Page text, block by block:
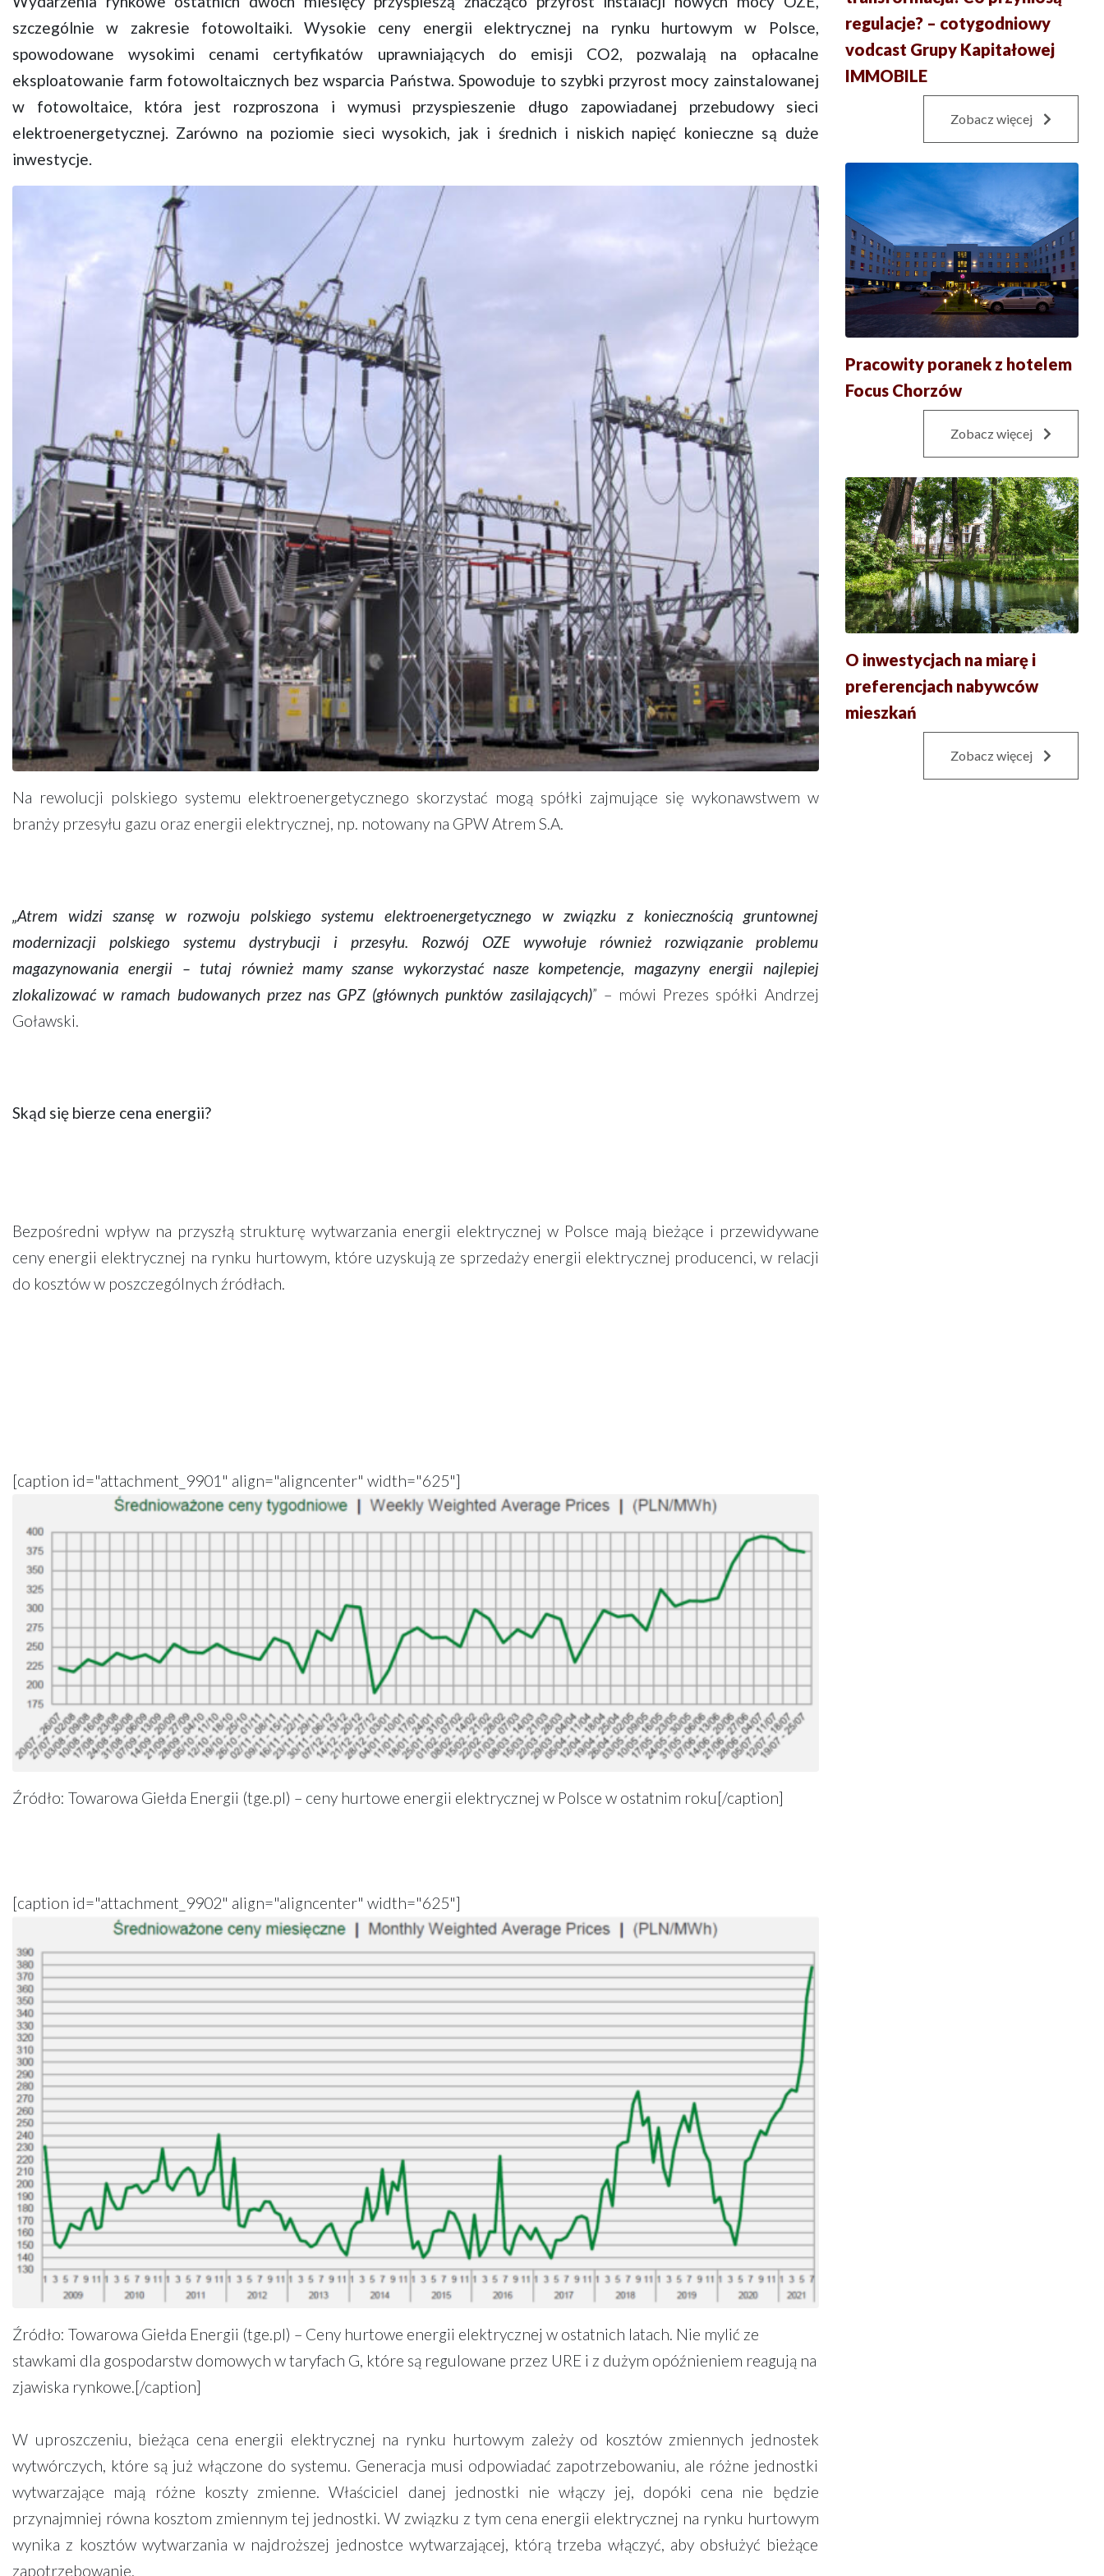
szczególnie w zakresie fotowoltaiki. Wysokie ceny energii elektrycznej na rynku hurtowym w Polsce,
spowodowane wysokimi cenami certyfikatów uprawniających do emisji CO2, pozwalają na opłacalne
eksploatowanie farm fotowoltaicznych bez wsparcia Państwa. Spowoduje to szybki przyrost mocy zainstalowanej
w fotowoltaice, która jest rozproszona i wymusi przyspieszenie długo zapowiadanej przebudowy sieci
elektroenergetycznej. Zarówno na poziomie sieci wysokich, jak i średnich i niskich napięć konieczne są duże
inwestycje.
Na rewolucji polskiego systemu elektroenergetycznego skorzystać mogą spółki zajmujące się wykonawstwem w
branży przesyłu gazu oraz energii elektrycznej, np. notowany na GPW Atrem S.A.
„Atrem widzi szansę w rozwoju polskiego systemu elektroenergetycznego w związku z koniecznością gruntownej
modernizacji polskiego systemu dystrybucji i przesyłu. Rozwój OZE wywołuje również rozwiązanie problemu
magazynowania energii – tutaj również mamy szanse wykorzystać nasze kompetencje, magazyny energii najlepiej
zlokalizować w ramach budowanych przez nas GPZ (głównych punktów zasilających)” – mówi Prezes spółki Andrzej
Goławski.
Skąd się bierze cena energii?
Bezpośredni wpływ na przyszłą strukturę wytwarzania energii elektrycznej w Polsce mają bieżące i przewidywane
ceny energii elektrycznej na rynku hurtowym, które uzyskują ze sprzedaży energii elektrycznej producenci, w relacji
do kosztów w poszczególnych źródłach.
[caption id="attachment_9901" align="aligncenter" width="625"]
Źródło: Towarowa Giełda Energii (tge.pl) – ceny hurtowe energii elektrycznej w Polsce w ostatnim roku[/caption]
[caption id="attachment_9902" align="aligncenter" width="625"]
Źródło: Towarowa Giełda Energii (tge.pl) – Ceny hurtowe energii elektrycznej w ostatnich latach. Nie mylić ze
stawkami dla gospodarstw domowych w taryfach G, które są regulowane przez URE i z dużym opóźnieniem reagują na
zjawiska rynkowe.[/caption]
W uproszczeniu, bieżąca cena energii elektrycznej na rynku hurtowym zależy od kosztów zmiennych jednostek
wytwórczych, które są już włączone do systemu. Generacja musi odpowiadać zapotrzebowaniu, ale różne jednostki
wytwarzające mają różne koszty zmienne. Właściciel danej jednostki nie włączy jej, dopóki cena nie będzie
przynajmniej równa kosztom zmiennym tej jednostki. W związku z tym cena energii elektrycznej na rynku hurtowym
wynika z kosztów wytwarzania w najdroższej jednostce wytwarzającej, którą trzeba włączyć, aby obsłużyć bieżące
zapotrzebowanie.
regulacje? – cotygodniowy
vodcast Grupy Kapitałowej
IMMOBILE
Zobacz więcej
Pracowity poranek z hotelem
Focus Chorzów
Zobacz więcej
O inwestycjach na miarę i
preferencjach nabywców
mieszkań
Zobacz więcej